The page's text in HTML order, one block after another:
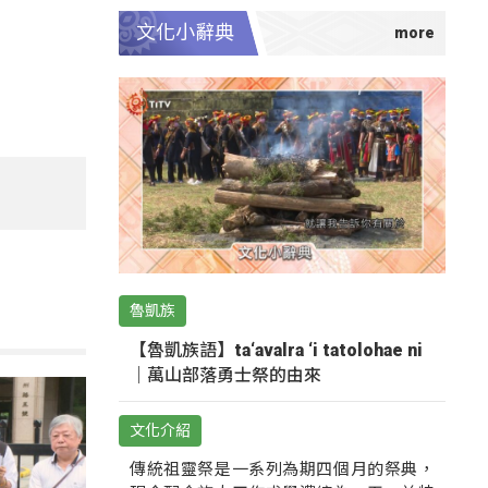
文化小辭典
魯凱族
【魯凱族語】ta‘avalra ‘i tatolohae ni
｜萬山部落勇士祭的由來
文化介紹
傳統祖靈祭是一系列為期四個月的祭典，